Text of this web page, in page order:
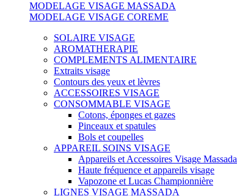
MODELAGE VISAGE MASSADA
MODELAGE VISAGE COREME
SOLAIRE VISAGE
AROMATHERAPIE
COMPLEMENTS ALIMENTAIRE
Extraits visage
Contours des yeux et lèvres
ACCESSOIRES VISAGE
CONSOMMABLE VISAGE
Cotons, éponges et gazes
Pinceaux et spatules
Bols et coupelles
APPAREIL SOINS VISAGE
Appareils et Accessoires Visage Massada
Haute fréquence et appareils visage
Vapozone et Lucas Championnière
LIGNES VISAGE MASSADA